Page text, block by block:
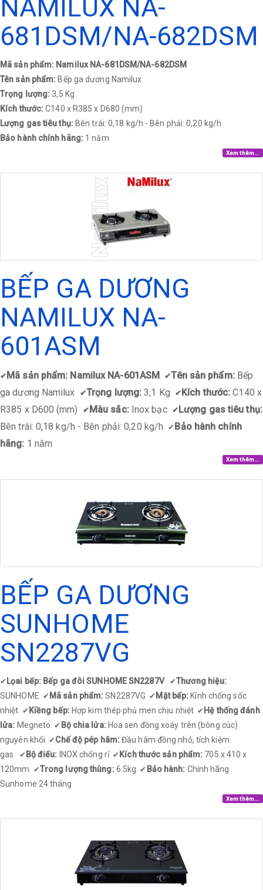
NAMILUX NA-
681DSM/NA-682DSM
Mã sản phẩm: Namilux NA-681DSM/NA-682DSM
Tên sản phẩm:Bếp ga dương Namilux
Trọng lượng: 3,5 Kg
Kích thước:C140 x R385 x D680 (mm)
Lượng gas tiêu thụ: Bên trái: 0,18 kg/h - Bên phải: 0,20 kg/h
Bảo hành chính hãng: 1 năm
Xem thêm...
BẾP GA DƯƠNG
NAMILUX NA-
601ASM
✔Mã sản phẩm: Namilux NA-601ASM ✔Tên sản phẩm: Bếp
ga dương Namilux
✔Trọng lượng: 3,1 Kg ✔Kích thước: C140 x
R385 x D600 (mm)
✔Màu sắc:Inox bạc ✔Lượng gas tiêu thụ:
Bên trái: 0,18 kg/h - Bên phải: 0,20 kg/h
✔ Bảo hành chính
hãng: 1 năm
Xem thêm...
BẾP GA DƯƠNG
SUNHOME
SN2287VG
✔ Lọai bếp: Bếp ga đôi SUNHOME SN2287V ✔Thương hiệu:
SUNHOME ✔ Mã sản phẩm:SN2287VG ✔ Mặt bếp:Kính chống sốc
nhiệt ✔ Kiềng bếp: Hợp kim thép phủ men chịu nhiệt ✔ Hệ thống đánh
lửa: Megneto ✔ Bộ chia lửa: Hoa sen đồng xoáy trên (bông cúc)
nguyên khối ✔ Chế độ pép hâm: Đầu hâm đồng nhỏ, tích kiệm
gas.
✔ Bộ điếu: INOX chống rỉ ✔ Kích thước sản phẩm: 705 x 410 x
120mm ✔Trong lượng thùng: 6.5kg ✔ Bảo hành: Chính hãng
Sunhome 24 tháng​
Xem thêm...